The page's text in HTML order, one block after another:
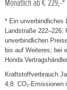
Monatlich ab € 229,-*
* Ein unverbindliches
Landstraße
unverbindlichen
bis auf Weiteres; bei
Honda
Kraftstoffverbrauch
4,8. CO₂-Emissionen